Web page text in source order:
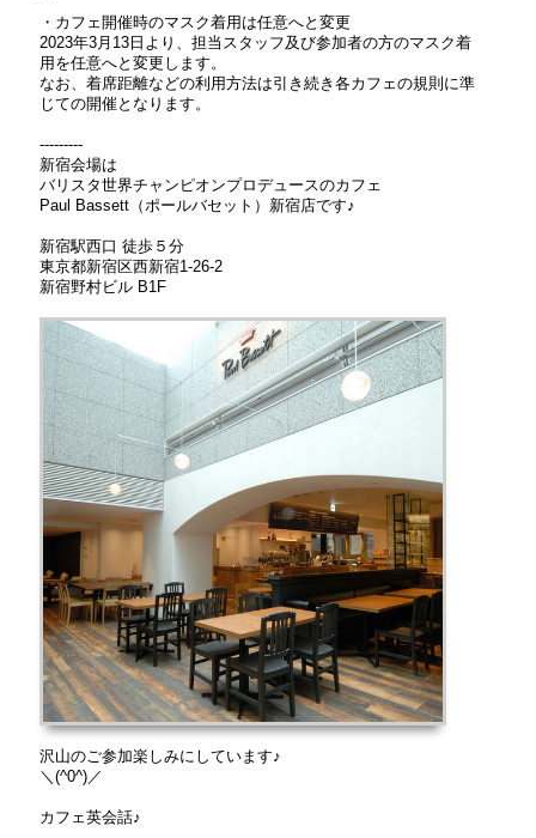
・カフェ開催時のマスク着用は任意へと変更
2023年3月13日より、担当スタッフ及び参加者の方のマスク着
用を任意へと変更します。
なお、着席距離などの利用方法は引き続き各カフェの規則に準
じての開催となります。
---------
新宿会場は
バリスタ世界チャンピオンプロデュースのカフェ
Paul Bassett（ポールバセット）新宿店です♪
新宿駅西口 徒歩５分
東京都新宿区西新宿1-26-2
新宿野村ビル B1F
沢山のご参加楽しみにしています♪
＼(^0^)／
カフェ英会話♪